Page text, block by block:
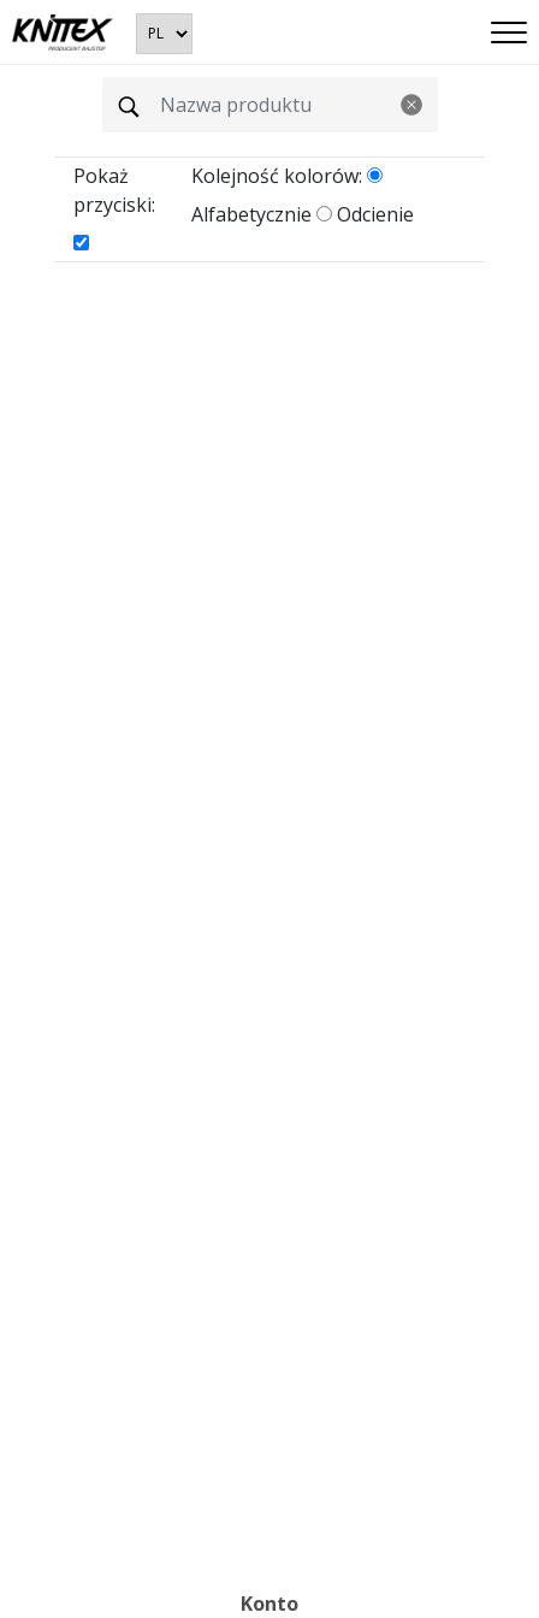
Pokaż
przyciski:
Kolejność kolorów:
Alfabetycznie
Odcienie
Konto